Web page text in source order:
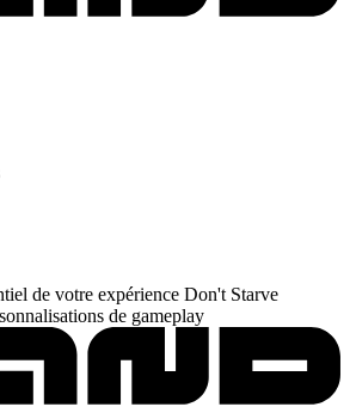
de votre expérience Don't Starve
de gameplay